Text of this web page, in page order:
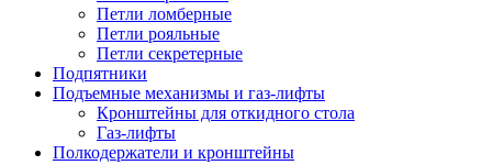
Петли ломберные
Петли рояльные
Петли секретерные
Подпятники
Подъемные механизмы и газ-лифты
Кронштейны для откидного стола
Газ-лифты
Полкодержатели и кронштейны